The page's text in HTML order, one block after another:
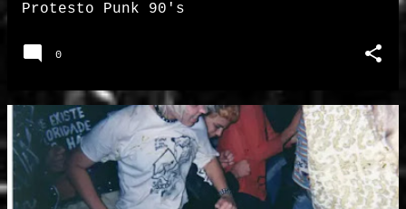
Protesto Punk 90's
0